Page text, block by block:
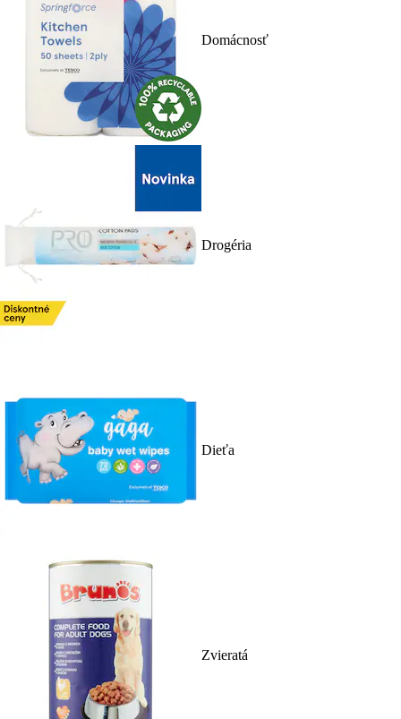
Domácnosť
Drogéria
Dieťa
Zvieratá